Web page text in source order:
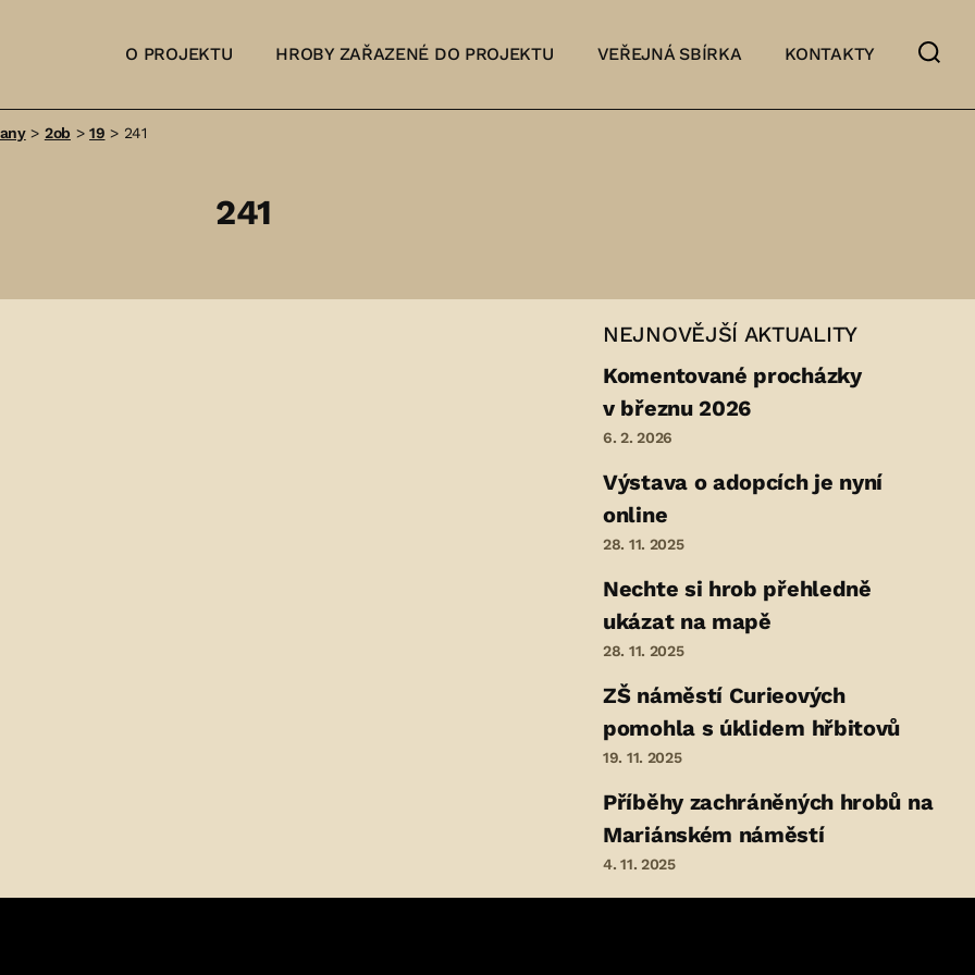
O PROJEKTU HROBY ZAŘAZENÉ DO PROJEKTU VEŘEJNÁ SBÍRKA KONTAKTY
> 2ob >19 > 241
241
NEJNOVĚJŠÍ AKTUALITY
Komentované procházky
v březnu 2026
6. 2. 2026
Výstava o adopcích je nyní
online
28. 11. 2025
Nechte si hrob přehledně
ukázat na mapě
28. 11. 2025
ZŠ náměstí Curieových
pomohla s úklidem hřbitovů
19. 11. 2025
Příběhy zachráněných hrobů na
Mariánském náměstí
4. 11. 2025